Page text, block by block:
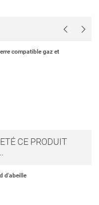
compatible gaz et
CE PRODUIT
d'abeille